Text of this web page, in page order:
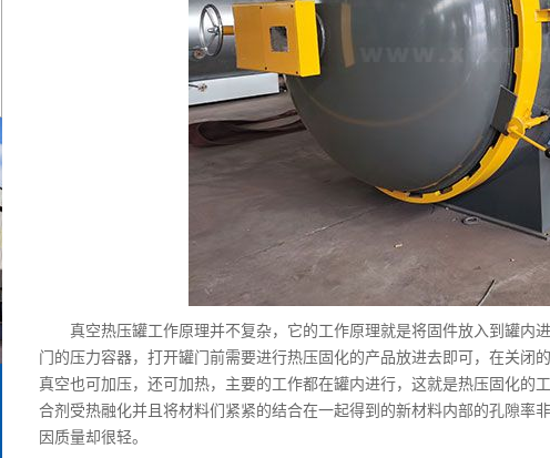
真空热压罐工作原理并不复杂，它的工作原理就是将固件放入到罐内
门的压力容器，打开罐门前需要进行热压固化的产品放进去即可，在关
真空也可加压，还可加热，主要的工作都在罐内进行，这就是热压固化的
合剂受热融化并且将材料们紧紧的结合在一起得到的新材料内部的孔隙率
因质量却很轻。